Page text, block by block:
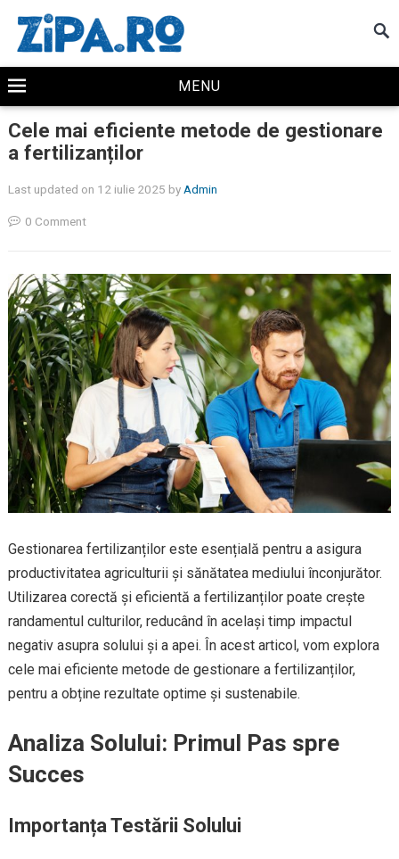
MENU
Cele mai eficiente metode de gestionare
a fertilizanților
Last updated on 12 iulie 2025 by Admin
0 Comment
Gestionarea fertilizanților este esențială pentru a asigura
productivitatea agriculturii și sănătatea mediului înconjurător.
Utilizarea corectă și eficientă a fertilizanților poate crește
randamentul culturilor, reducând în același timp impactul
negativ asupra solului și a apei. În acest articol, vom explora
cele mai eficiente metode de gestionare a fertilizanților,
pentru a obține rezultate optime și sustenabile.
Analiza Solului: Primul Pas spre
Succes
Importanța Testării Solului